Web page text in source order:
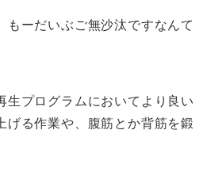
ーだいぶご無沙汰ですなんて
プログラムにおいてより良い
る作業や、腹筋とか背筋を鍛